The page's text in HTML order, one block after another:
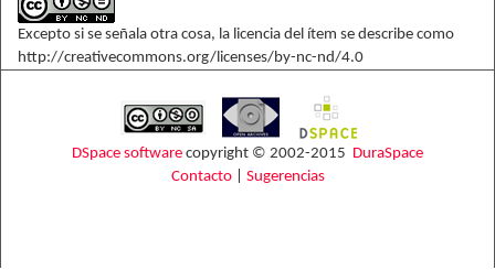
Excepto si se señala otra cosa, la licencia del ítem se describe como
http://creativecommons.org/licenses/by-nc-nd/4.0
DSpace software copyright © 2002-2015 DuraSpace
Contacto| Sugerencias